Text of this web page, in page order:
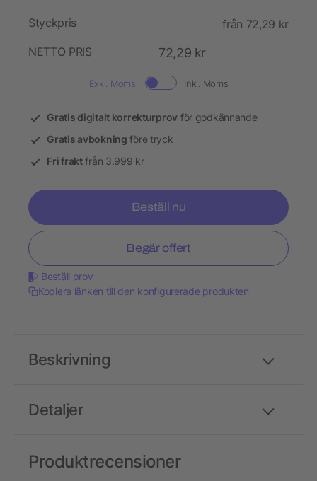
Styckpris
från 72,29 kr
NETTO PRIS
72,29 kr
Exkl. Moms. Inkl. Moms
Gratis digitalt korrekturprov för godkännande
Gratis avbokning före tryck
Fri fraktfrån 3.999 kr
Beställ nu
Begär offert
Beställ prov
Kopiera länken till den konfigurerade produkten
Detaljer
Beskrivning
Produktrecensioner